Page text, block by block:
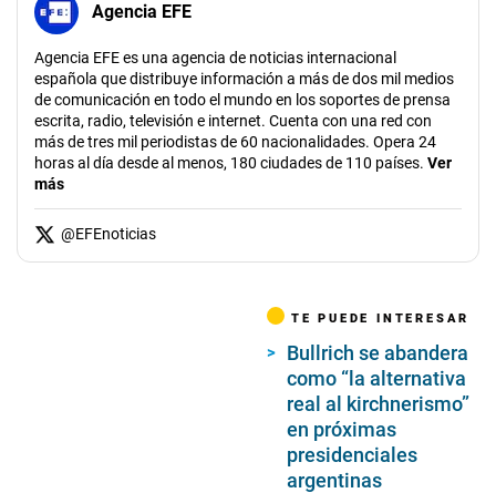
Agencia EFE
Agencia EFE es una agencia de noticias internacional
española que distribuye información a más de dos mil medios
de comunicación en todo el mundo en los soportes de prensa
escrita, radio, televisión e internet. Cuenta con una red con
más de tres mil periodistas de 60 nacionalidades. Opera 24
horas al día desde al menos, 180 ciudades de 110 países. Ver
más
@EFEnoticias
TE PUEDE INTERESAR
Bullrich se abandera
como “la alternativa
real al kirchnerismo”
en próximas
presidenciales
argentinas